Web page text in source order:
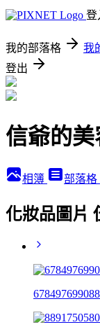
登
我的部落格 我
登出
信爺的
相簿 部落格
化妝品圖片